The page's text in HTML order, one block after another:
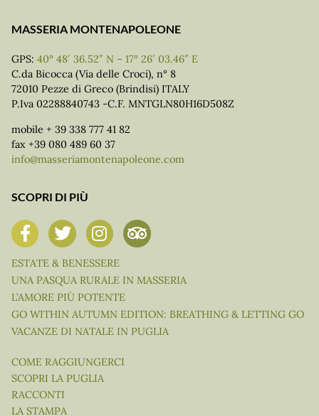
MASSERIA MONTENAPOLEONE
GPS: 40° 48′ 36.52″ N – 17° 26′ 03.46″ E
C.da Bicocca (Via delle Croci), n° 8
72010 Pezze di Greco (Brindisi) ITALY
P.Iva 02288840743 -C.F. MNTGLN80H16D508Z
mobile + 39 338 777 41 82
fax +39 080 489 60 37
info@masseriamontenapoleone.com
SCOPRI DI PIÙ
ESTATE & BENESSERE
UNA PASQUA RURALE IN MASSERIA
L’AMORE PIÙ POTENTE
GO WITHIN AUTUMN EDITION: BREATHING & LETTING GO
VACANZE DI NATALE IN PUGLIA
COME RAGGIUNGERCI
SCOPRI LA PUGLIA
RACCONTI
LA STAMPA